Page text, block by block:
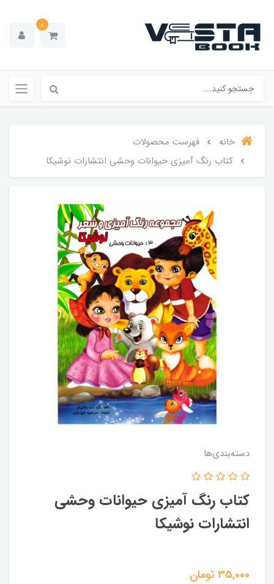
0
خانه
فهرست محصولات
کتاب رنگ آمیزی حیوانات وحشی انتشارات نوشیکا
دسته‌بندی‌ها
کتاب رنگ آمیزی حیوانات وحشی
انتشارات نوشیکا
35,000تومان